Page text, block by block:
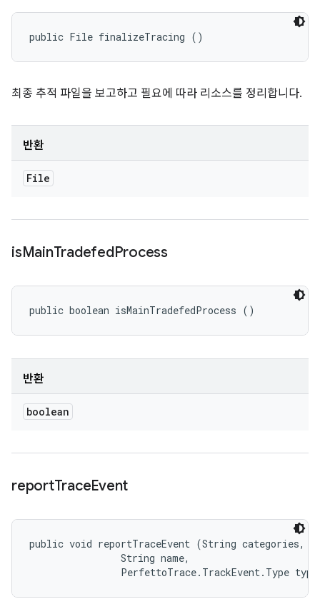
public File finalizeTracing ()
최종 추적 파일을 보고하고 필요에 따라 리소스를 정리합니다.
반환
File
isMainTradefedProcess
public boolean isMainTradefedProcess ()
반환
boolean
reportTraceEvent
public void reportTraceEvent (String categories,
                String name,
PerfettoTrace.TrackEvent.Type